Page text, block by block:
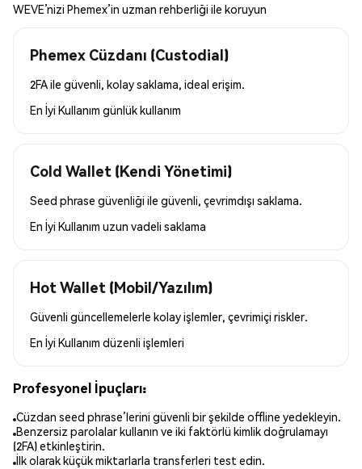
WEVE’nizi Phemex’in uzman rehberliği ile koruyun
Phemex Cüzdanı (Custodial)
2FA ile güvenli, kolay saklama, ideal erişim.
En İyi Kullanım günlük kullanım
Cold Wallet (Kendi Yönetimi)
Seed phrase güvenliği ile güvenli, çevrimdışı saklama.
En İyi Kullanım uzun vadeli saklama
Hot Wallet (Mobil/Yazılım)
Güvenli güncellemelerle kolay işlemler, çevrimiçi riskler.
En İyi Kullanım düzenli işlemleri
Profesyonel İpuçları:
Cüzdan seed phrase’lerini güvenli bir şekilde offline yedekleyin.
Benzersiz parolalar kullanın ve iki faktörlü kimlik doğrulamayı
(2FA) etkinleştirin.
İlk olarak küçük miktarlarla transferleri test edin.